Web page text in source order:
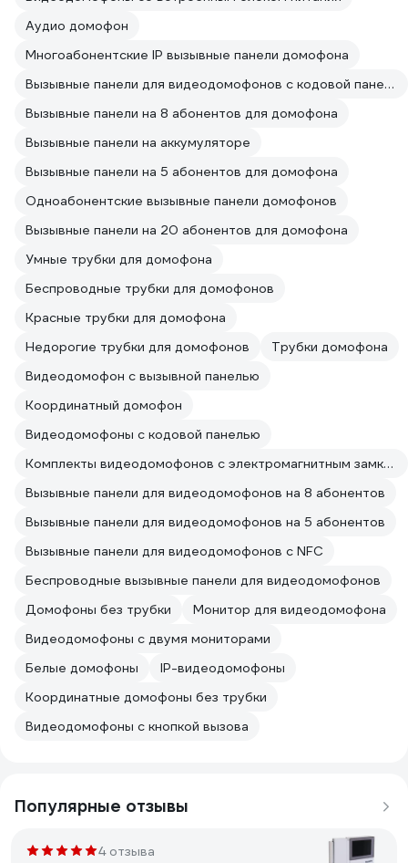
Аудио домофон
Многоабонентские IP вызывные панели домофона
Вызывные панели для видеодомофонов с кодовой панелью
Вызывные панели на 8 абонентов для домофона
Вызывные панели на аккумуляторе
Вызывные панели на 5 абонентов для домофона
Одноабонентские вызывные панели домофонов
Вызывные панели на 20 абонентов для домофона
Умные трубки для домофона
Беспроводные трубки для домофонов
Красные трубки для домофона
Недорогие трубки для домофонов
Трубки домофона
Видеодомофон с вызывной панелью
Координатный домофон
Видеодомофоны с кодовой панелью
Комплекты видеодомофонов с электромагнитным замком
Вызывные панели для видеодомофонов на 8 абонентов
Вызывные панели для видеодомофонов на 5 абонентов
Вызывные панели для видеодомофонов с NFC
Беспроводные вызывные панели для видеодомофонов
Домофоны без трубки
Монитор для видеодомофона
Видеодомофоны с двумя мониторами
Белые домофоны
IP-видеодомофоны
Координатные домофоны без трубки
Видеодомофоны с кнопкой вызова
Популярные отзывы
4 отзыва